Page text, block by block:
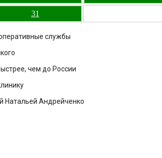
31
службы
чем до России
Натальей Андрейченко